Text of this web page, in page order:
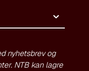
nyhetsbrev og
NTB kan lagre